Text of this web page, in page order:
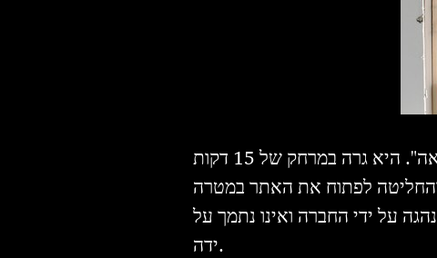
את האתר הקימה ז'ול, בחורה ממלזיה שמכנה את עצמה על שם כיסא של "איקאה". היא גרה במרחק של 15 דקות
לפתוח את האתר במטרה
על ידי החברה ואינו נתמך על
ידה.